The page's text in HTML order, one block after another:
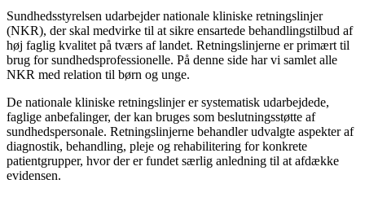
Sundhedsstyrelsen udarbejder nationale kliniske retningslinjer
(NKR), der skal medvirke til at sikre ensartede behandlingstilbud af
høj faglig kvalitet på tværs af landet. Retningslinjerne er primært til
brug for sundhedsprofessionelle. På denne side har vi samlet alle
NKR med relation til børn og unge.
De nationale kliniske retningslinjer er systematisk udarbejdede,
faglige anbefalinger, der kan bruges som beslutningsstøtte af
sundhedspersonale. Retningslinjerne behandler udvalgte aspekter af
diagnostik, behandling, pleje og rehabilitering for konkrete
patientgrupper, hvor der er fundet særlig anledning til at afdække
evidensen.